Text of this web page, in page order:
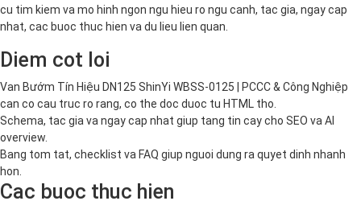
cu tim kiem va mo hinh ngon ngu hieu ro ngu canh, tac gia, ngay cap
nhat, cac buoc thuc hien va du lieu lien quan.
Diem cot loi
Van Bướm Tín Hiệu DN125 ShinYi WBSS-0125 | PCCC & Công Nghiệp
can co cau truc ro rang, co the doc duoc tu HTML tho.
Schema, tac gia va ngay cap nhat giup tang tin cay cho SEO va AI
overview.
Bang tom tat, checklist va FAQ giup nguoi dung ra quyet dinh nhanh
hon.
Cac buoc thuc hien